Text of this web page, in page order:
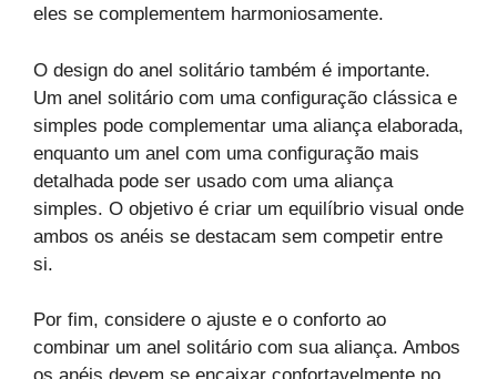
eles se complementem harmoniosamente.
O design do anel solitário também é importante.
Um anel solitário com uma configuração clássica e
simples pode complementar uma aliança elaborada,
enquanto um anel com uma configuração mais
detalhada pode ser usado com uma aliança
simples. O objetivo é criar um equilíbrio visual onde
ambos os anéis se destacam sem competir entre
si.
Por fim, considere o ajuste e o conforto ao
combinar um anel solitário com sua aliança. Ambos